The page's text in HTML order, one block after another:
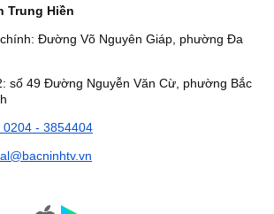
Trung Hiền
Đường Võ Nguyên Giáp, phường Đa
Đường Nguyễn Văn Cừ, phường Bắc
0204 - 3854404